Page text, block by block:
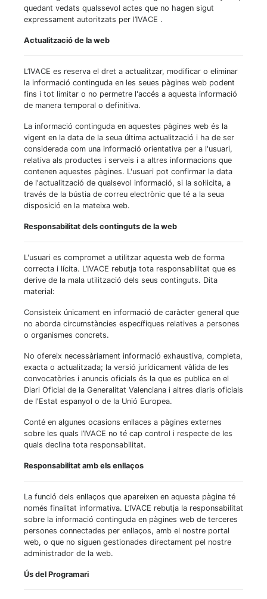
quedant vedats qualssevol actes que no hagen sigut
expressament autoritzats per l’IVACE .
Actualització de la web
L’IVACE es reserva el dret a actualitzar, modificar o eliminar
la informació continguda en les seues pàgines web podent
fins i tot limitar o no permetre l'accés a aquesta informació
de manera temporal o definitiva.
La informació continguda en aquestes pàgines web és la
vigent en la data de la seua última actualització i ha de ser
considerada com una informació orientativa per a l'usuari,
relativa als productes i serveis i a altres informacions que
contenen aquestes pàgines. L'usuari pot confirmar la data
de l'actualització de qualsevol informació, si la sol·licita, a
través de la bústia de correu electrònic que té a la seua
disposició en la mateixa web.
Responsabilitat dels continguts de la web
L'usuari es compromet a utilitzar aquesta web de forma
correcta i lícita. L’IVACE rebutja tota responsabilitat que es
derive de la mala utilització dels seus continguts. Dita
material:
Consisteix únicament en informació de caràcter general que
no aborda circumstàncies específiques relatives a persones
o organismes concrets.
No ofereix necessàriament informació exhaustiva, completa,
exacta o actualitzada; la versió jurídicament vàlida de les
convocatòries i anuncis oficials és la que es publica en el
Diari Oficial de la Generalitat Valenciana i altres diaris oficials
de l'Estat espanyol o de la Unió Europea.
Conté en algunes ocasions enllaces a pàgines externes
sobre les quals l’IVACE no té cap control i respecte de les
quals declina tota responsabilitat.
Responsabilitat amb els enllaços
La funció dels enllaços que apareixen en aquesta pàgina té
només finalitat informativa. L’IVACE rebutja la responsabilitat
sobre la informació continguda en pàgines web de terceres
persones connectades per enllaços, amb el nostre portal
web, o que no siguen gestionades directament pel nostre
administrador de la web.
Ús del Programari